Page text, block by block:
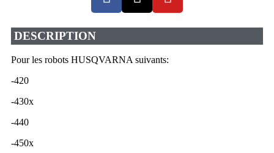
DESCRIPTION
Pour les robots HUSQVARNA suivants:
-420
-430x
-440
-450x